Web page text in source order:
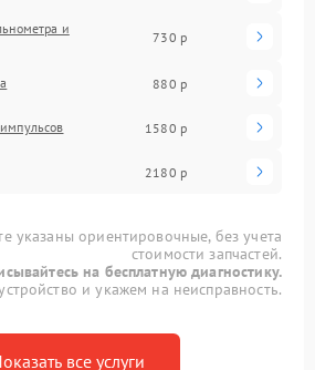
и
730 р
880 р
1580 р
2180 р
указаны ориентировочные, без учета
стоимости запчастей.
на бесплатную диагностику.
и укажем на неисправность.
все услуги